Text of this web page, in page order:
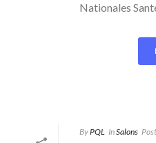
Nationales
ByPQL InSalons